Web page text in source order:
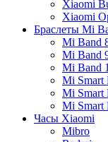
Xiaomi
Xiaomi
Браслеты Mi
Mi Band
Mi Band
Mi Band
Mi Smart
Mi Smart
Mi Smart
Часы Xiaomi
Mibro